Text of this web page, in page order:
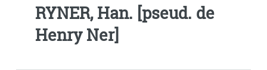
RYNER, Han. [pseud. de
Henry Ner]